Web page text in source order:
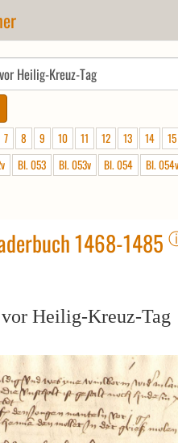
7 8 9 10 11 12 13 14
15
Bl. 053 Bl. 053v Bl. 054
Bl. 054v
1468-1485
Heilig-Kreuz-Tag